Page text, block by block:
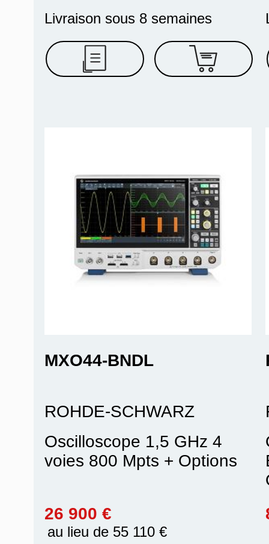
Livraison sous 8 semaines
MXO44-BNDL
ROHDE-SCHWARZ
Oscilloscope 1,5 GHz 4
voies 800 Mpts + Options
26 900 €
au lieu de 55 110 €